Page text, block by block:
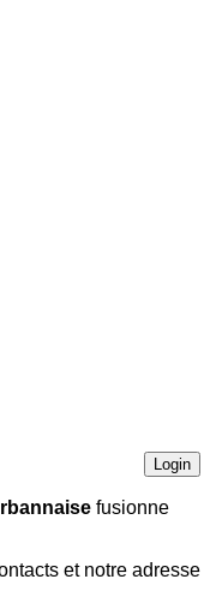
Login
fusionne
et notre adresse